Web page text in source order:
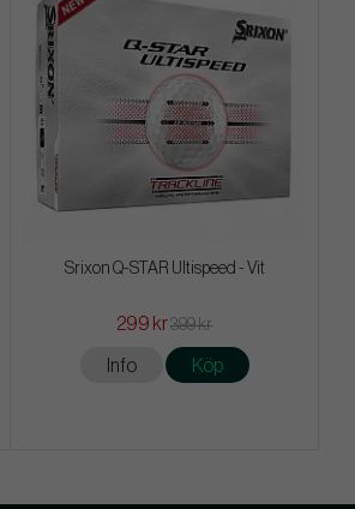
Srixon Q-STAR Ultispeed - Vit
299 kr399 kr
Info Köp